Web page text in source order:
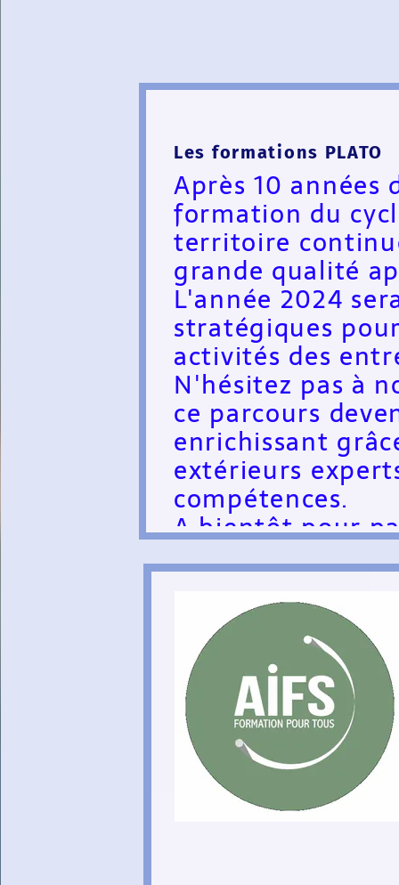
Les formations PLATO
Après 10
formation du
territoire
grande qualité
L'année 2024
stratégiques
activités des
N'hésitez pas à
ce parcours
enrichissant
extérieurs
compétences.
A bientôt pour
de formation et